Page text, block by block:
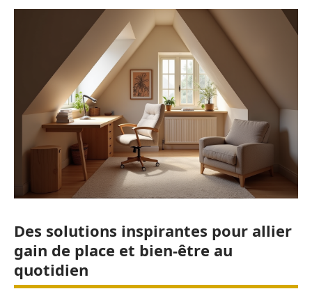
Des solutions inspirantes pour allier
gain de place et bien-être au
quotidien